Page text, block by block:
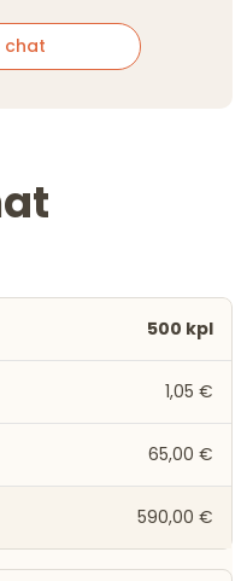
500 kpl
1,05 €
65,00 €
590,00 €